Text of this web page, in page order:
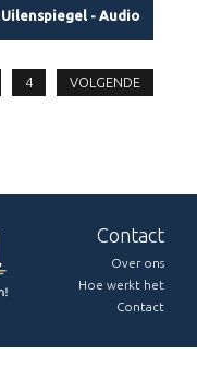
- Audio
4 VOLGENDE
Contact
Over ons
Hoe werkt het
Contact